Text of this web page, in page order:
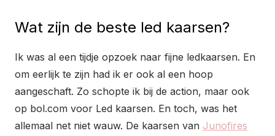
Wat zijn de beste led kaarsen?
Ik was al een tijdje opzoek naar fijne ledkaarsen. En
om eerlijk te zijn had ik er ook al een hoop
aangeschaft. Zo schopte ik bij de action, maar ook
op bol.com voor Led kaarsen. En toch, was het
allemaal net niet wauw. De kaarsen van Junofires